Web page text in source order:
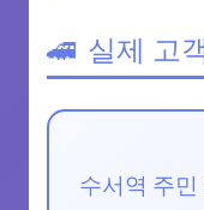
실제 고
수서역 주